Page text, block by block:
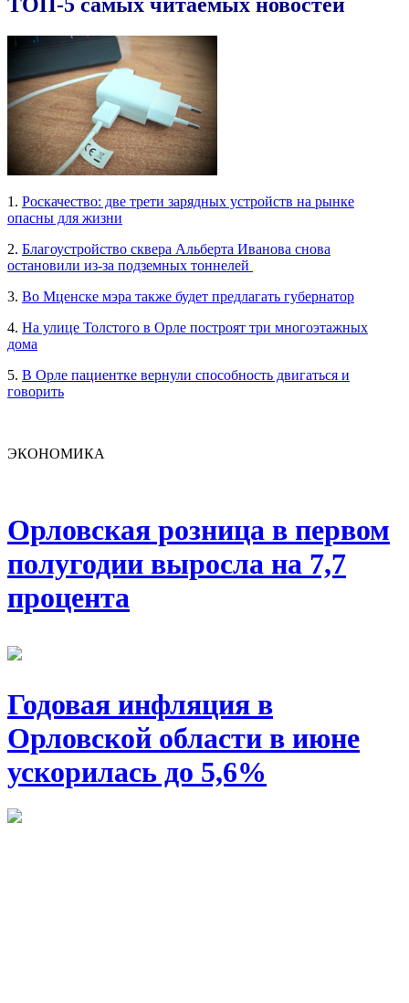
1. Роскачество: две трети зарядных устройств на рынке
опасны для жизни
2. Благоустройство сквера Альберта Иванова снова
остановили из-за подземных тоннелей
3. Во Мценске мэра также будет предлагать губернатор
4. На улице Толстого в Орле построят три многоэтажных
дома
5. В Орле пациентке вернули способность двигаться и
говорить
ЭКОНОМИКА
Орловская розница в первом
полугодии выросла на 7,7
процента
Годовая инфляция в
Орловской области в июне
ускорилась до 5,6%